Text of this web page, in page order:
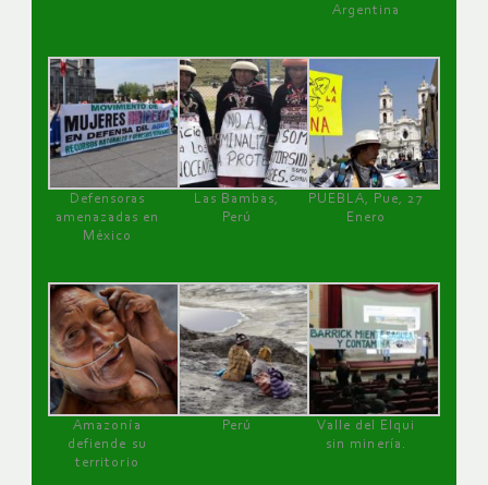
Argentina
Defensoras
amenazadas en
México
Las Bambas,
Perú
PUEBLA, Pue, 27
Enero
Amazonía
defiende su
territorio
Perú
Valle del Elqui
sin minería.